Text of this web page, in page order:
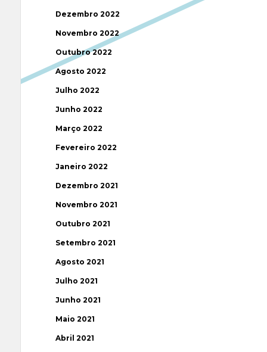
Dezembro 2022
Novembro 2022
Outubro 2022
Agosto 2022
Julho 2022
Junho 2022
Março 2022
Fevereiro 2022
Janeiro 2022
Dezembro 2021
Novembro 2021
Outubro 2021
Setembro 2021
Agosto 2021
Julho 2021
Junho 2021
Maio 2021
Abril 2021